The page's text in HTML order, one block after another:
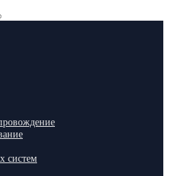
систем